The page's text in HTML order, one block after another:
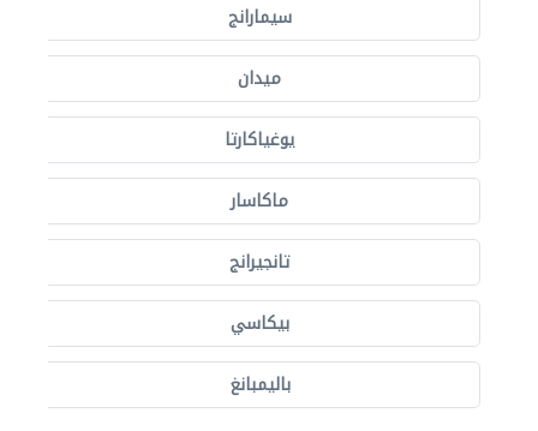
سيمارانج
ميدان
يوغياكارتا
ماكاسار
تانجيرانج
بيكاسي
باليمبانغ